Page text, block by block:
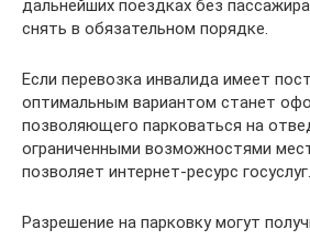
дальнейших поездках без
снять в обязательном порядке.
Если перевозка инвалида имеет
оптимальным вариантом станет
позволяющего парковаться на
ограниченными возможностями
позволяет интернет-ресурс госуслуг.
Разрешение на парковку могут